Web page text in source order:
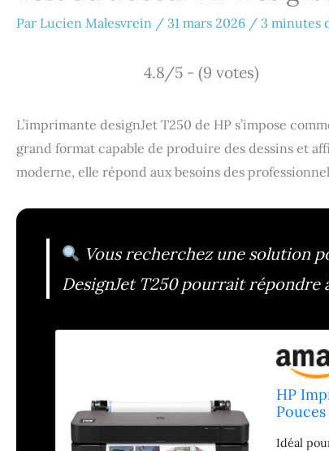
Par Lucien Malesvrein / 31 mars 2026 / 3 minutes
4.8/5 - (9 votes)
L’imprimante designJet T250 de HP s’impose
grand format capable de produire des dessins et
moderne, elle répond aux besoins des
Vous recherchez une solution
DesignJet T250 pourrait répondre
HP
Idéal